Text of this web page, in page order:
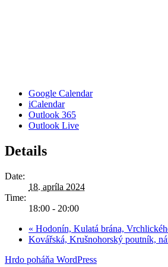
Google Calendar
iCalendar
Outlook 365
Outlook Live
Details
Date:
18. apríla 2024
Time:
18:00 - 20:00
« Hodonín, Kulatá brána,
Kovářská, Krušnohorský poutník,
Hrdo poháňa WordPress